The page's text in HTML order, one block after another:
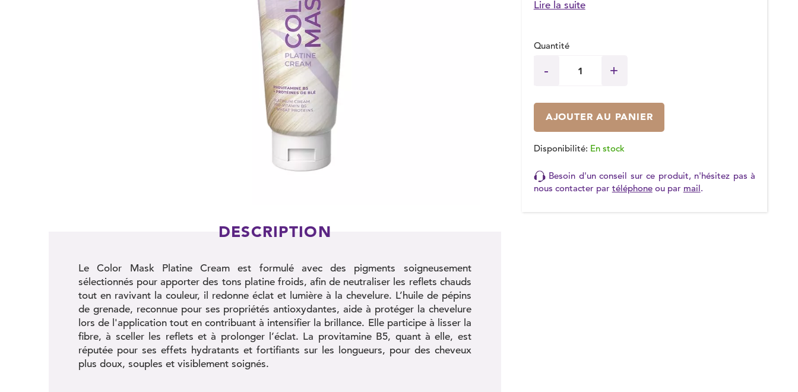
Lire la suite
Quantité
AJOUTER AU PANIER
Disponibilité: En stock
Besoin d'un conseil sur ce produit, n'hésitez pas à
nous contacter par téléphoneou par mail.
DESCRIPTION
Le Color Mask Platine Cream est formulé avec des pigments soigneusement
sélectionnés pour apporter des tons platine froids, afin de neutraliser les reflets chauds
tout en ravivant la couleur, il redonne éclat et lumière à la chevelure. L’huile de pépins
de grenade, reconnue pour ses propriétés antioxydantes, aide à protéger la chevelure
lors de l'application tout en contribuant à intensifier la brillance. Elle participe à lisser la
fibre, à sceller les reflets et à prolonger l’éclat. La provitamine B5, quant à elle, est
réputée pour ses effets hydratants et fortifiants sur les longueurs, pour des cheveux
plus doux, souples et visiblement soignés.